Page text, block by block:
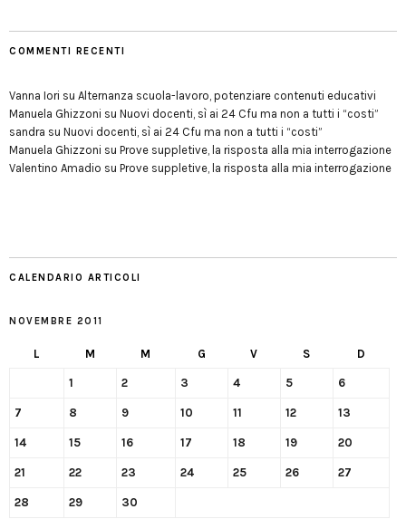
COMMENTI RECENTI
Vanna Iori su Alternanza scuola-lavoro, potenziare contenuti educativi
Manuela Ghizzoni su Nuovi docenti, sì ai 24 Cfu ma non a tutti i “costi”
sandra su Nuovi docenti, sì ai 24 Cfu ma non a tutti i “costi”
Manuela Ghizzoni su Prove suppletive, la risposta alla mia interrogazione
Valentino Amadio su Prove suppletive, la risposta alla mia interrogazione
CALENDARIO ARTICOLI
NOVEMBRE 2011
L M M G V S D
1 2 3 4 5 6
7 8 9 10 11 12 13
14 15 16 17 18 19 20
21 22 23 24 25 26 27
28 29 30